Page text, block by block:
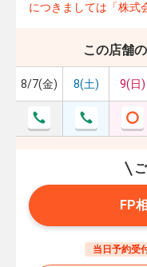
につきましては「株式
この店舗
8/7(金) 8(土) 9(日)
FP
当日予約受